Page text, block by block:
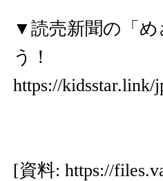
▼読売新聞の「
う！
https://kidsstar.link/
[資料: https://